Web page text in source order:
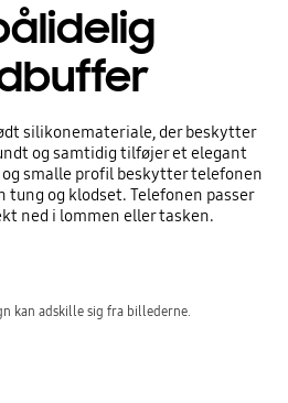
silikonemateriale, der beskytter
og samtidig tilføjer et elegant
smalle profil beskytter telefonen
tung og klodset. Telefonen passer
ned i lommen eller tasken.
kan adskille sig fra billederne.